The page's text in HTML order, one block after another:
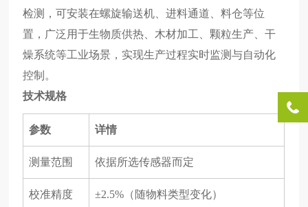
检测，可安装在螺旋输送机、进料通道、料仓等位
置，广泛用于生物质供热、木材加工、颗粒生产、干
燥系统等工业场景，实现生产过程实时监测与自动化
控制。
技术规格
参数 详情
测量范围 依据所选传感器而定
校准精度 ±2.5%（随物料类型变化）